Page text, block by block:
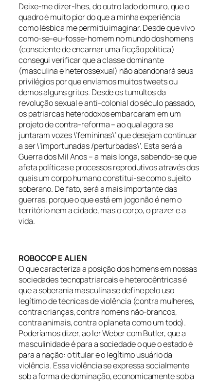
Deixe-me dizer-lhes, do outro lado do muro, que o
quadro é muito pior do que a minha experiência
como lésbica me permitiu imaginar. Desde que vivo
como-se-eu-fosse-homem no mundo dos homens
(consciente de encarnar uma ficção política)
consegui verificar que a classe dominante
(masculina e heterossexual) não abandonará seus
privilégios por que enviamos muitos tweets ou
demos alguns gritos. Desde os tumultos da
revolução sexual e anti-colonial do século passado,
os patriarcas heterodoxos embarcaram em um
projeto de contra-reforma – ao qual agora se
juntaram vozes \’femininas\’ que desejam continuar
a ser \’importunadas /perturbadas\’. Esta será a
Guerra dos Mil Anos – a mais longa, sabendo-se que
afeta políticas e processos reprodutivos através dos
quais um corpo humano constitui-se como sujeito
soberano. De fato, será a mais importante das
guerras, porque o que está em jogo não é nem o
território nem a cidade, mas o corpo, o prazer e a
vida.
ROBOCOP E ALIEN
O que caracteriza a posição dos homens em nossas
sociedades tecnopatriarcais e heterocêntricas é
que a soberania masculina se define pelo uso
legítimo de técnicas de violência (contra mulheres,
contra crianças, contra homens não-brancos,
contra animais, contra o planeta como um todo).
Poderíamos dizer, ao ler Weber com Butler, que a
masculinidade é para a sociedade o que o estado é
para a nação: o titular e o legítimo usuário da
violência. Essa violência se expressa socialmente
sob a forma de dominação, economicamente sob a